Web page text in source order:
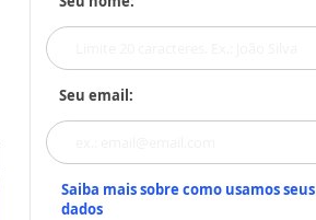
Seu email:
Saiba mais sobre como usamos seus
dados